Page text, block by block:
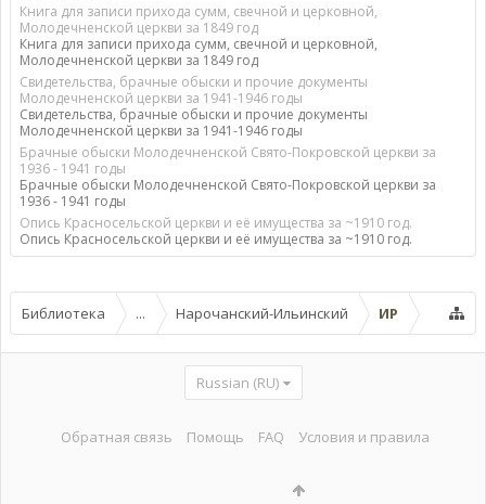
Книга для записи прихода сумм, свечной и церковной,
Молодечненской церкви за 1849 год
Книга для записи прихода сумм, свечной и церковной,
Молодечненской церкви за 1849 год
Свидетельства, брачные обыски и прочие документы
Молодечненской церкви за 1941-1946 годы
Свидетельства, брачные обыски и прочие документы
Молодечненской церкви за 1941-1946 годы
Брачные обыски Молодечненской Свято-Покровской церкви за
1936 - 1941 годы
Брачные обыски Молодечненской Свято-Покровской церкви за
1936 - 1941 годы
Опись Красносельской церкви и её имущества за ~1910 год.
Опись Красносельской церкви и её имущества за ~1910 год.
Библиотека ... Нарочанский-Ильинский ИР
Russian (RU)
Обратная связь Помощь FAQ Условия и правила